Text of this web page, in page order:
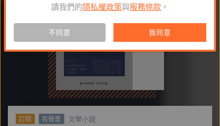
訂閱 有聲書 文學小說
讀我們的 隱私權政策與服務條款 。
不同意 我同意